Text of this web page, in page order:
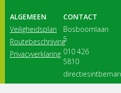
ALGEMEEN
Veiligheidsplan
Routebeschrijving
Privacyverklaring
CONTACT
Bosboomlaan
5
010 426
5810
3116 JB